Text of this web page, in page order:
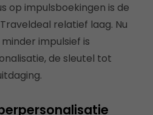
op impulsboekingen is de
relatief laag. Nu
impulsief is
de sleutel tot